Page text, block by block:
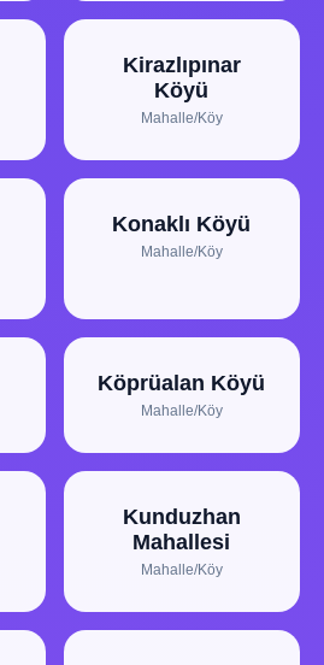
Kirazlıpınar
Köyü
Mahalle/Köy
Konaklı Köyü
Mahalle/Köy
Köprüalan Köyü
Mahalle/Köy
Kunduzhan
Mahallesi
Mahalle/Köy